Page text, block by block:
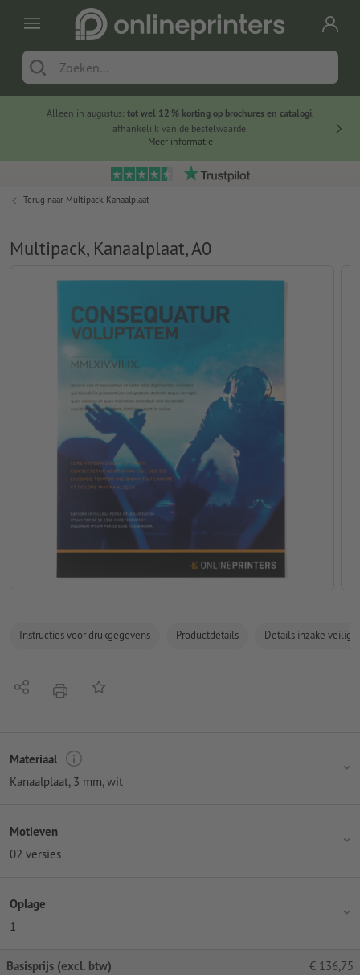
Alleen in augustus: tot wel 12 % korting op brochures en catalogi,
afhankelijk van de bestelwaarde.
Meer informatie
Terug naar Multipack, Kanaalplaat
Multipack, Kanaalplaat, A0
Instructies voor drukgegevens Productdetails Details inzake
Delen afdrukkenOp de lijst
Materiaal
Kanaalplaat, 3 mm, wit
Motieven
02 versies
Oplage
1
Basisprijs (excl. btw) € 136,75